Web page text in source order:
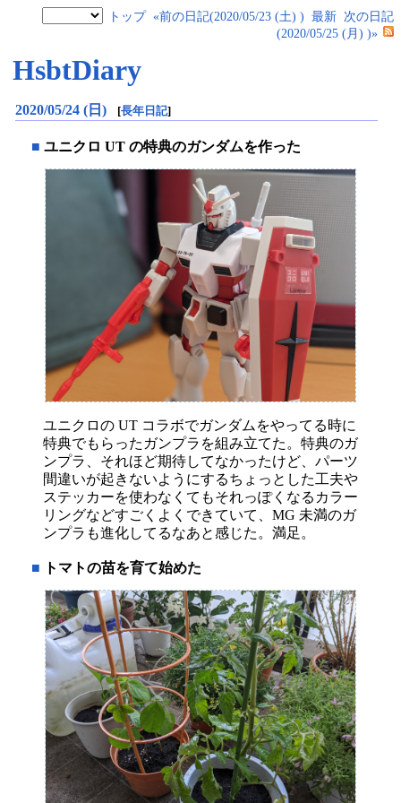
トップ «前の日記(2020/05/23 (土) ) 最新 次の日記
(2020/05/25 (月) )»
HsbtDiary
2020/05/24 (日) [長年日記]
■ ユニクロ UT の特典のガンダムを作った
ユニクロの UT コラボでガンダムをやってる時に
特典でもらったガンプラを組み立てた。特典のガ
ンプラ、それほど期待してなかったけど、パーツ
間違いが起きないようにするちょっとした工夫や
ステッカーを使わなくてもそれっぽくなるカラー
リングなどすごくよくできていて、MG 未満のガ
ンプラも進化してるなあと感じた。満足。
■ トマトの苗を育て始めた